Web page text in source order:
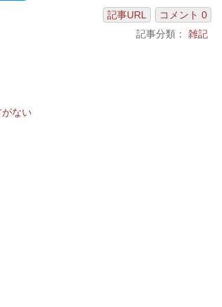
記事URL
コメント 0
記事分類： 雑記
ない